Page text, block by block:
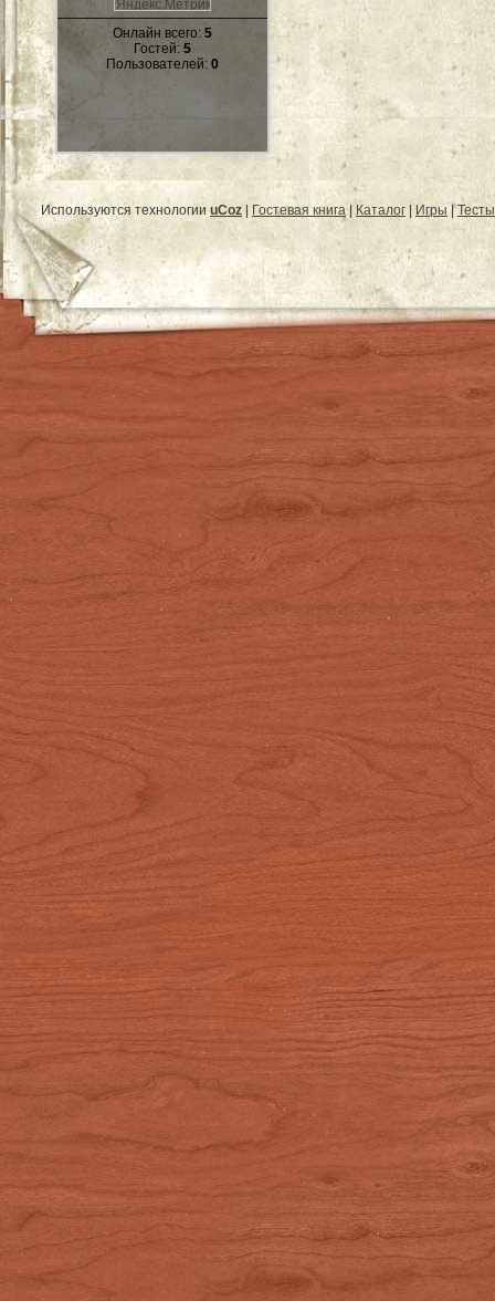
Онлайн всего: 5
Гостей: 5
Пользователей: 0
Используются технологии uCoz Гостевая книга| Каталог Игры |Тесты